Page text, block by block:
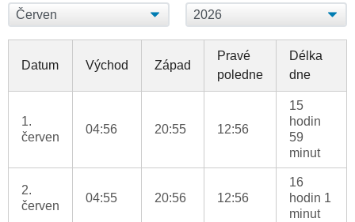
Datum Východ Západ
Pravé
poledne
Délka
dne
1.
červen
04:56 20:55 12:56
15
hodin
59
minut
2.
červen
04:55 20:56 12:56
16
hodin 1
minut